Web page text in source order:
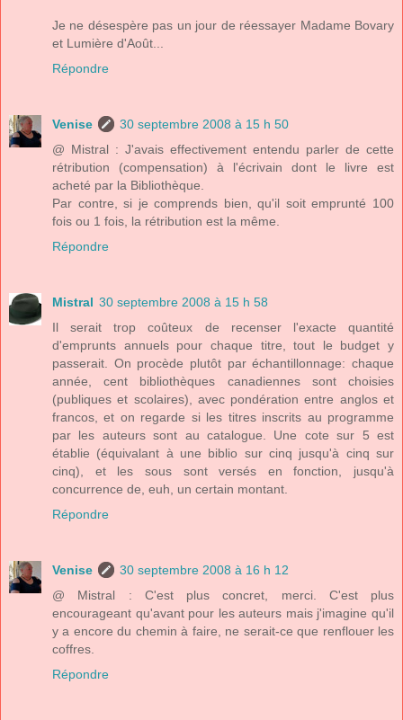
Je ne désespère pas un jour de réessayer Madame Bovary
et Lumière d'Août...
Répondre
Venise
30 septembre 2008 à 15 h 50
@ Mistral : J'avais effectivement entendu parler de cette
rétribution (compensation) à l'écrivain dont le livre est
acheté par la Bibliothèque.
Par contre, si je comprends bien, qu'il soit emprunté 100
fois ou 1 fois, la rétribution est la même.
Répondre
Mistral 30 septembre 2008 à 15 h 58
Il serait trop coûteux de recenser l'exacte quantité
d'emprunts annuels pour chaque titre, tout le budget y
passerait. On procède plutôt par échantillonnage: chaque
année, cent bibliothèques canadiennes sont choisies
(publiques et scolaires), avec pondération entre anglos et
francos, et on regarde si les titres inscrits au programme
par les auteurs sont au catalogue. Une cote sur 5 est
établie (équivalant à une biblio sur cinq jusqu'à cinq sur
cinq), et les sous sont versés en fonction, jusqu'à
concurrence de, euh, un certain montant.
Répondre
Venise
30 septembre 2008 à 16 h 12
@ Mistral : C'est plus concret, merci. C'est plus
encourageant qu'avant pour les auteurs mais j'imagine qu'il
y a encore du chemin à faire, ne serait-ce que renflouer les
coffres.
Répondre